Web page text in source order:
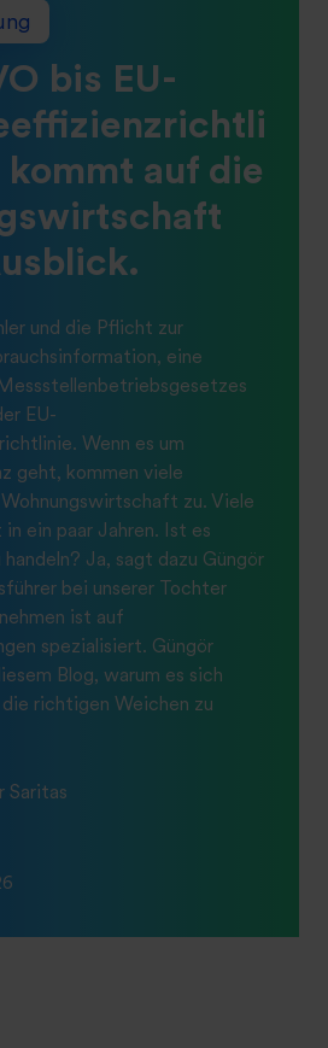
bis EU-
kommt auf die
und die Pflicht zur
eine
EU-
Wenn es um
geht, kommen viele
zu. Viele
ein paar Jahren. Ist es
Ja, sagt dazu Güngör
bei unserer Tochter
ist auf
spezialisiert. Güngör
Blog, warum es sich
richtigen Weichen zu
Saritas